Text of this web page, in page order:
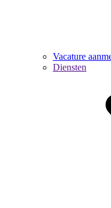
Vacature
Diensten